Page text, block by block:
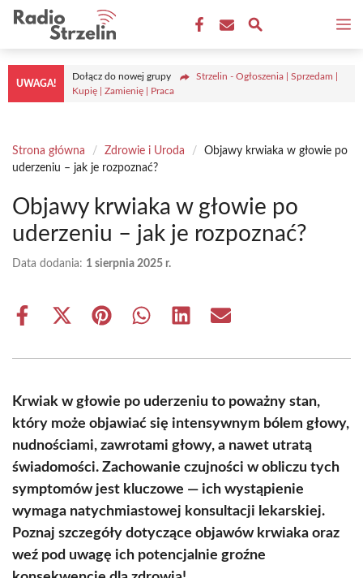
Przejdź
treści
UWAGA!
Dołącz do nowej grupy
Strzelin - Ogłoszenia | Sprzedam |
Kupię | Zamienię | Praca
Strona główna / Zdrowie i Uroda /
Objawy krwiaka w głowie po
uderzeniu – jak je rozpoznać?
Objawy krwiaka w głowie po
uderzeniu – jak je rozpoznać?
Data dodania: 1 sierpnia 2025 r.
Share
Share
(Twitter)
Share Share Share Share
Krwiak w głowie po uderzeniu to poważny stan,
który może objawiać się intensywnym bólem głowy,
nudnościami, zawrotami głowy, a nawet utratą
świadomości. Zachowanie czujności w obliczu tych
symptomów jest kluczowe — ich wystąpienie
wymaga natychmiastowej konsultacji lekarskiej.
Poznaj szczegóły dotyczące objawów krwiaka oraz
weź pod uwagę ich potencjalnie groźne